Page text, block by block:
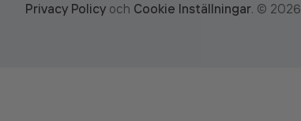
Privacy Policy och Cookie Inställningar. © 2026